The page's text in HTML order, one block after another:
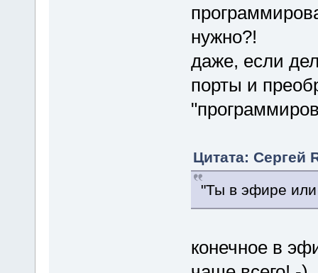
нужно?!
даже, если
порты и
Цитата: Сергей
"Ты в эфире
конечное в